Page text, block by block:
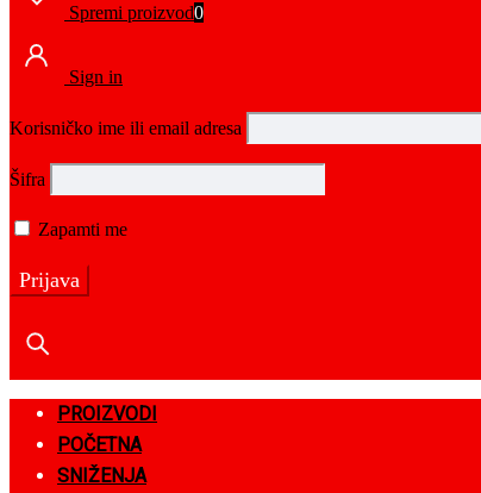
Spremi proizvod0
Sign in
Korisničko ime ili email adresa
Šifra
Zapamti me
PROIZVODI
POČETNA
SNIŽENJA